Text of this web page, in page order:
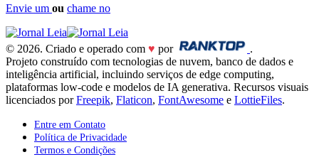
Envie um ou chame no
© 2026. Criado e operado com ♥ por
.
Projeto construído com tecnologias de nuvem, banco de dados e
inteligência artificial, incluindo serviços de edge computing,
plataformas low-code e modelos de IA generativa. Recursos visuais
licenciados porFreepik, Flaticon, FontAwesome e LottieFiles.
Entre em Contato
Política de Privacidade
Termos e Condições